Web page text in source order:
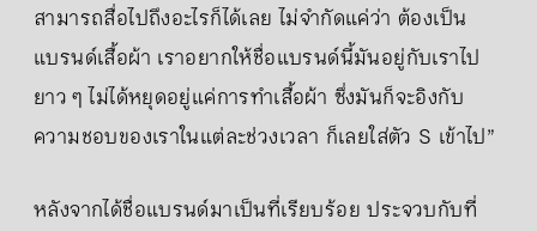
สามารถสื่อไปถึงอะไรก็ได้เลย ไม่จำกัดแค่ว่า ต้องเป็น
แบรนด์เสื้อผ้า เราอยากให้ชื่อแบรนด์นี้มันอยู่กับเราไป
ยาว ๆ ไม่ได้หยุดอยู่แค่การทำเสื้อผ้า ซึ่งมันก็จะอิงกับ
ความชอบของเราในแต่ละช่วงเวลา ก็เลยใส่ตัว S เข้าไป”
หลังจากได้ชื่อแบรนด์มาเป็นที่เรียบร้อย ประจวบกับที่